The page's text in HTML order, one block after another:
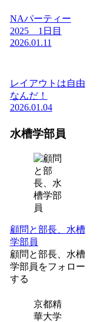
NAパーティー
2025 1日目
2026.01.11
レイアウトは自由
なんだ！
2026.01.04
水槽学部員
顧問と部長、水槽
学部員
顧問と部長、水槽
学部員をフォロー
する
京都精
華大学